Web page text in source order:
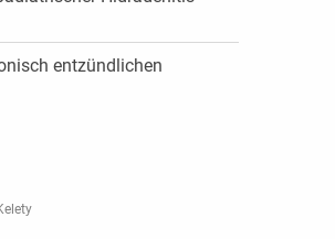
entzündlichen